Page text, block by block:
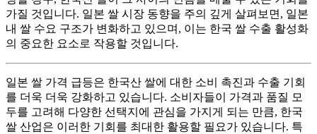
가질 것입니다. 일본 쌀 시장 동향을 주의 깊게 살펴보면, 일본
내 쌀 수요 구조가 변화하고 있으며, 이는 한국 쌀 수출 활성화
의 중요한 요소로 작용할 것입니다.
일본 쌀 가격 급등은 한국산 쌀에 대한 소비 촉진과 수출 기회
를 더욱 더욱 강화하고 있습니다. 소비자들이 가격과 품질 모
두를 고려해 다양한 선택지에 관심을 가지게 되는 만큼, 한국
쌀 산업은 이러한 기회를 최대한 활용할 필요가 있습니다. 특